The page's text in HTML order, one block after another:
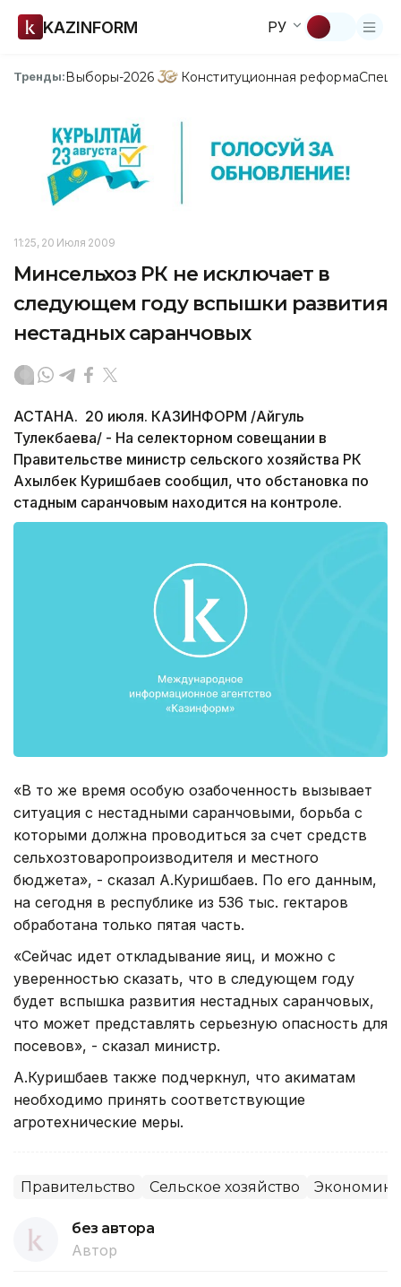
KAZINFORM РУ
Тренды:Выборы-2026 Конституционная реформа
11:25, 20 Июля 2009
Минсельхоз РК не исключает в
следующем году вспышки развития
нестадных саранчовых
АСТАНА. 20 июля. КАЗИНФОРМ /Айгуль
Тулекбаева/ - На селекторном совещании в
Правительстве министр сельского хозяйства РК
Ахылбек Куришбаев сообщил, что обстановка по
стадным саранчовым находится на контроле.
«В то же время особую озабоченность вызывает
ситуация с нестадными саранчовыми, борьба с
которыми должна проводиться за счет средств
сельхозтоваропроизводителя и местного
бюджета», - сказал А.Куришбаев. По его данным,
на сегодня в республике из 536 тыс. гектаров
обработана только пятая часть.
«Сейчас идет откладывание яиц, и можно с
уверенностью сказать, что в следующем году
будет вспышка развития нестадных саранчовых,
что может представлять серьезную опасность для
посевов», - сказал министр.
А.Куришбаев также подчеркнул, что акиматам
необходимо принять соответствующие
агротехнические меры.
Правительство Сельское хозяйство Экономика
без автора
Автор